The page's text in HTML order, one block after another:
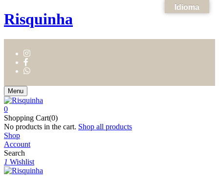
Risquinha
Menu
0
Shopping Cart(0)
No products in the cart. Shop all products
Shop
Account
Search
1 Wishlist
Idioma